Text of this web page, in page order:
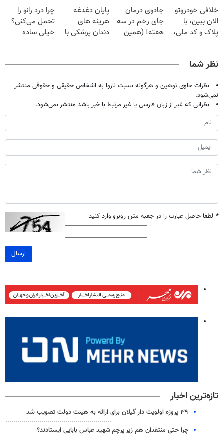
میلیون تومان!!!
(40%off)
تحمل میکنی؟❗
میلیون !
خلافی خودروتو
الان ببین، با
پلاک و کد ملی،
جادوی درمان
جای زخم در سه
هفته! (همین
پایان دغدغه
هزینه های
دندان پزشکی با
چرا درد زانو را
تحمل می‌کنی؟
خیلی ساده
نظر شما
نظرات حاوی توهین و هرگونه نسبت ناروا به اشخاص حقیقی و حقوقی منتشر
نمی‌شود.
نظراتی که غیر از زبان فارسی یا غیر مرتبط با خبر باشد منتشر نمی‌شود.
* لطفا حاصل عبارت را در جعبه متن روبرو وارد کنید
ارسال
تازه‌ترین اخبار
۳۹ پروژه اولویت دار گیلان برای ارائه به هیئت دولت تصویب شد
چرا حتی منتقدان هم زیر پرچم شهید عباس بابایی ایستادند؟